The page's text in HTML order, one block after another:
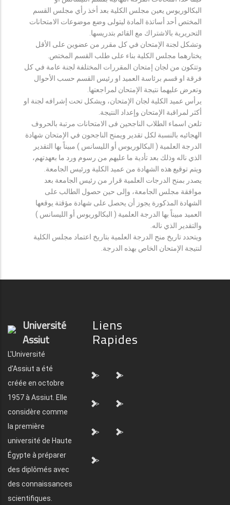
البكالوريوس يعين مجلس الكلية بعد أخذ رأي مجلس القسم
المختص أحد أساتذة المادة ليتولى وضع موضوعات الامتحانات
التحريرية بالاشتراك مع القائم بتدريسها.
وتشكل لجنة الإمتحان في كل مقرر من عضوين على الأقل
يختارهما مجلس الكلية بناء على طلب القسم المختص.
وتتكون من لجان إمتحان المقررات المختلفة لجنة عامة في كل
فرقة او قسم برئاسة العميد او رئيس القسم حسب الأحوال
وتعرض عليهما نتيجة الإمتحان لمراجعتها.
يرأس عميد الكلية لجان الإمتحان، ويشكل تحت إشرافه لجنة او
أكثر لمراقبة الإمتحان وإعداد النتيجة.
تلعن اسماء الطلاب الناجحين فى الامتحانات مرتبة بالحروف
الهجائيه بالنسبة لكل تقدير ويمنح الناجحون في الإمتحان شهادة
الدرجة العلمية ( البكالوريوس أو الليسانس ) مبيناً بها التقدير
الذي ناله وذلك بعد تأدية ما عليهم من رسوم ورد ما بعهدتهم،
ويتم توقيع هذه الشهادة من عميد الكلية ورئيس الجامعة.
يصدر بمنح الدرجات العلمية قرار من رئيس الجامعة بعد
موافقة مجلس الجامعة، وإلى حين حصول الطالب على
الشهادة المذكورة يجوز أن يحصل على شهادة مؤقتة يوقعها
العميد مبيناً بها الدرجة العلمية ( البكالوريوس أو الليسانس )
والتقدير الذي ناله.
ويتحدد تاريخ منح الدرجة العلمية بتاريخ اعتماد مجلس الكلية
لنتيجة الإمتحان الخاص بهذه الدرجة.
Université
Assiut
L'Université
d'Assiut a été
créée en octobre
1957 à Assiut. Elle
considère comme
la première
université de Haute
Égypte à préparer
des diplômés avec
des connaissances
scientifiques.
Liens
Rapides
"> ">
"> ">
"> ">
">